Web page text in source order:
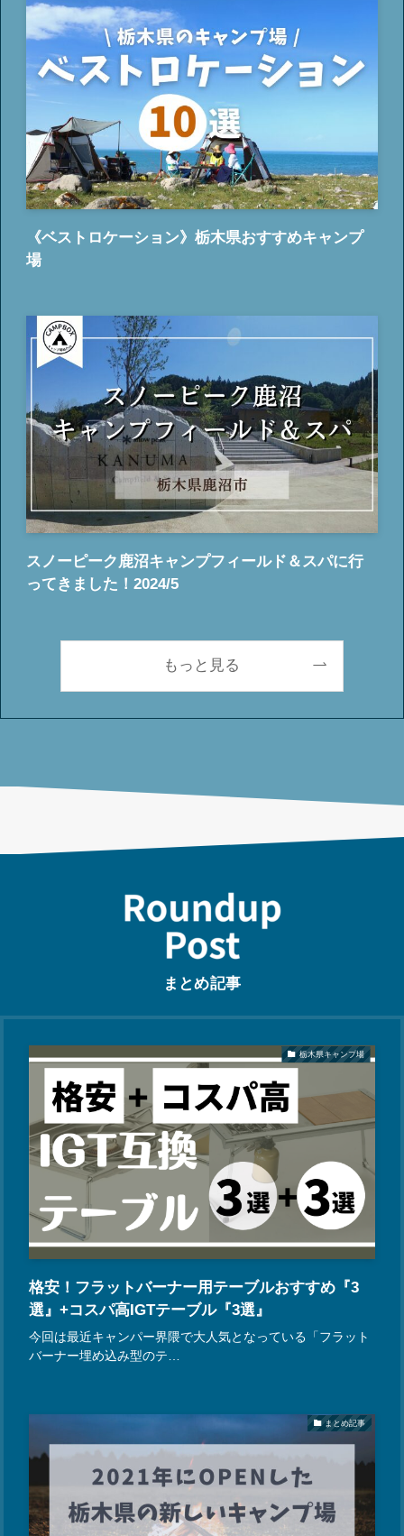
《ベストロケーション》栃木県おすすめキャンプ
場
スノーピーク鹿沼キャンプフィールド＆スパに行
ってきました！2024/5
もっと見る
まとめ記事
栃木県キャンプ場
格安！フラットバーナー用テーブルおすすめ『3
選』+コスパ高IGTテーブル『3選』
今回は最近キャンパー界隈で大人気となっている「フラット
バーナー埋め込み型のテ…
まとめ記事